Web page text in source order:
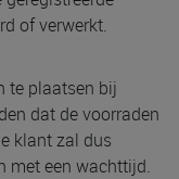
of verwerkt.
te plaatsen bij
dat de voorraden
klant zal dus
met een wachttijd.